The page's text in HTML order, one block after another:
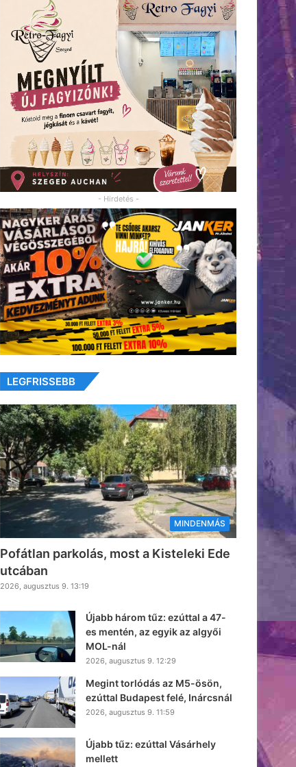
- Hirdetés -
LEGFRISSEBB
MINDENMÁS
Pofátlan parkolás, most a Kisteleki Ede
utcában
2026, augusztus 9. 13:19
Újabb három tűz: ezúttal a 47-
es mentén, az egyik az algyői
MOL-nál
2026, augusztus 9. 12:29
Megint torlódás az M5-ösön,
ezúttal Budapest felé, Inárcsnál
2026, augusztus 9. 11:59
Újabb tűz: ezúttal Vásárhely
mellett